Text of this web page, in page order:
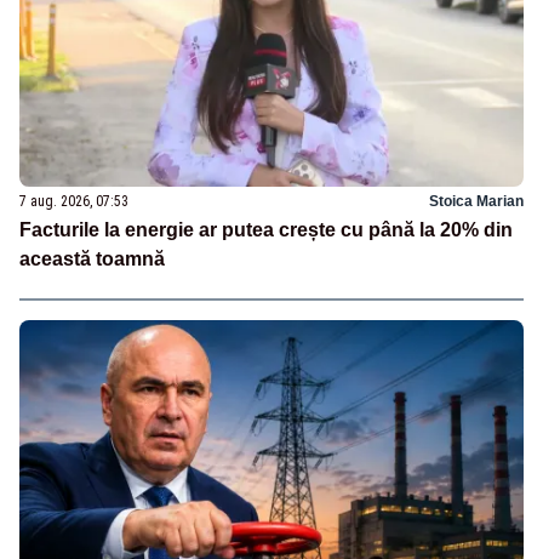
7 aug. 2026, 07:53 Stoica Marian
Facturile la energie ar putea crește cu până la 20% din
această toamnă